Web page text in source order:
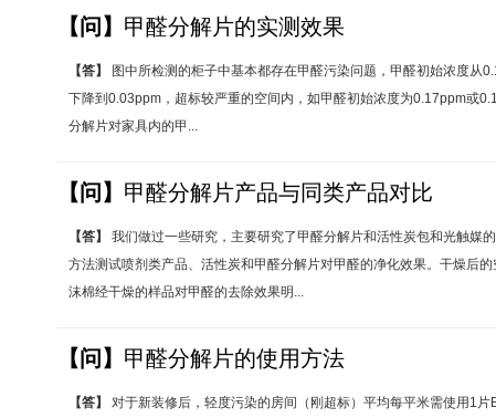
【问】 甲醛分解片的实测效果
【答】
图中所检测的柜子中基本都存在甲醛污染问题，甲醛初始浓度
下降到0.03ppm，超标较严重的空间内，如甲醛初始浓度为0.17ppm或
分解片对家具内的甲...
【问】 甲醛分解片产品与同类产品对比
【答】
我们做过一些研究，主要研究了甲醛分解片和活性炭包和光触媒
方法测试喷剂类产品、活性炭和甲醛分解片对甲醛的净化效果。干燥后
沫棉经干燥的样品对甲醛的去除效果明...
【问】 甲醛分解片的使用方法
【答】
对于新装修后，轻度污染的房间（刚超标）平均每平米需使用1